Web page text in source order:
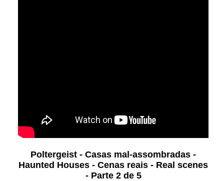
Poltergeist - Casas mal-assombradas -
Haunted Houses - Cenas reais - Real scenes
- Parte 2 de 5